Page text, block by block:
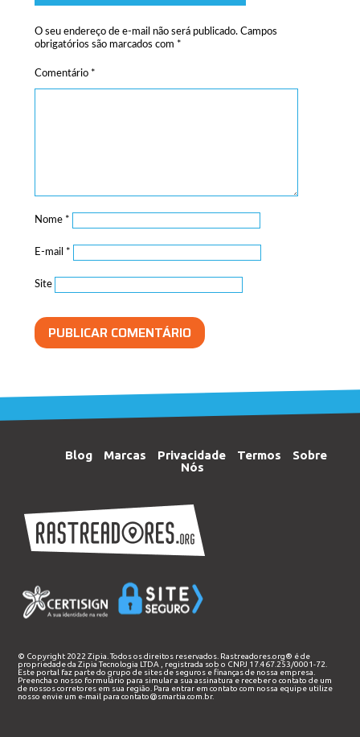
O seu endereço de e-mail não será publicado. Campos
obrigatórios são marcados com *
Comentário *
Nome *
E-mail *
Site
Blog Marcas Privacidade Termos
Sobre
Nós
© Copyright 2022 Zipia. Todos os direitos reservados. Rastreadores.org® é de
propriedade daZipia Tecnologia LTDA
, registrada sob o CNPJ 17.467.253/0001-72.
Este portal faz parte do grupo de sites de seguros e finanças de nossa empresa.
Preencha o nosso formulário para simular a sua assinatura e receber o contato de um
de nossos corretores em sua região. Para entrar em contato com nossa equipe utilize
nosso envie um e-mail paracontato@smartia.com.br.